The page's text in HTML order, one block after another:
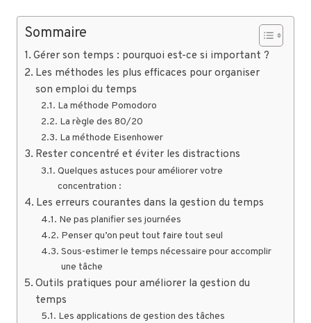
Sommaire
Gérer son temps : pourquoi est-ce si important ?
Les méthodes les plus efficaces pour organiser
son emploi du temps
La méthode Pomodoro
La règle des 80/20
La méthode Eisenhower
Rester concentré et éviter les distractions
Quelques astuces pour améliorer votre
concentration :
Les erreurs courantes dans la gestion du temps
Ne pas planifier ses journées
Penser qu’on peut tout faire tout seul
Sous-estimer le temps nécessaire pour accomplir
une tâche
Outils pratiques pour améliorer la gestion du
temps
Les applications de gestion des tâches